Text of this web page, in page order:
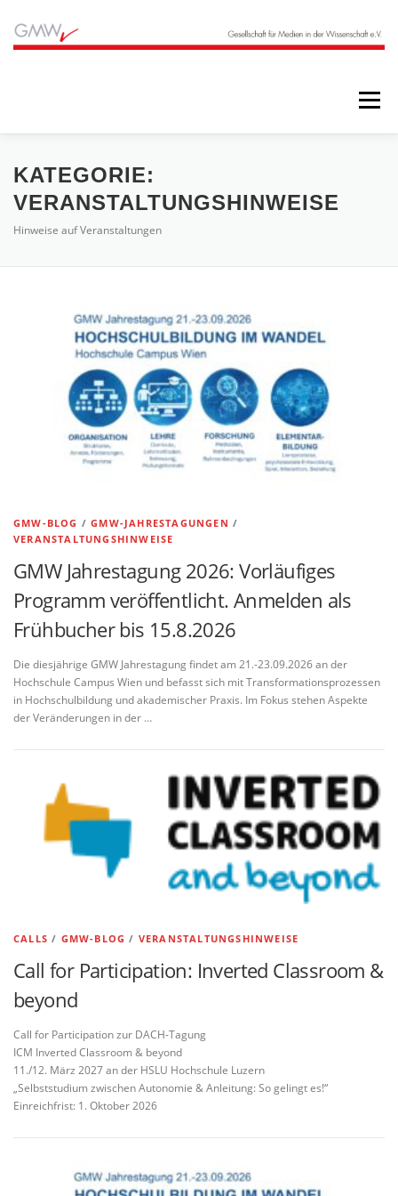
Inhalt
springen
Menü
STARTSEITE BLOG
ANGEBOTE ARCHIV
KATEGORIE:
VERANSTALTUNGSHINWEISE
Hinweise auf Veranstaltungen
GMW-BLOG /GMW-JAHRESTAGUNGEN /
VERANSTALTUNGSHINWEISE
GMW Jahrestagung 2026: Vorläufiges
Programm veröffentlicht. Anmelden als
Frühbucher bis 15.8.2026
Die diesjährige GMW Jahrestagung findet am 21.-23.09.2026 an der
Hochschule Campus Wien und befasst sich mit Transformationsprozessen
in Hochschulbildung und akademischer Praxis. Im Fokus stehen Aspekte
der Veränderungen in der …
CALLS / GMW-BLOG / VERANSTALTUNGSHINWEISE
Call for Participation: Inverted Classroom &
beyond
Call for Participation zur DACH-Tagung
ICM Inverted Classroom & beyond
11./12. März 2027 an der HSLU Hochschule Luzern
„Selbststudium zwischen Autonomie & Anleitung: So gelingt es!“
Einreichfrist: 1. Oktober 2026